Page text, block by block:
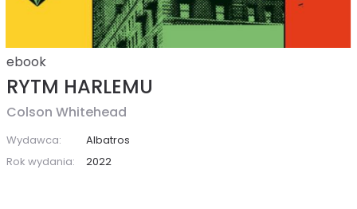
ebook
RYTM HARLEMU
Colson Whitehead
Wydawca:
Albatros
Rok wydania:
2022